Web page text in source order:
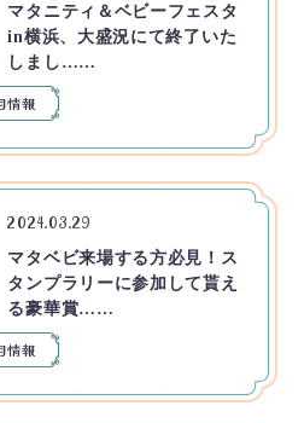
マタニティ＆ベビーフェスタ
in横浜、大盛況にて終了いた
しまし……
情報
2024.03.29
マタベビ来場する方必見！ス
タンプラリーに参加して貰え
る豪華賞……
情報